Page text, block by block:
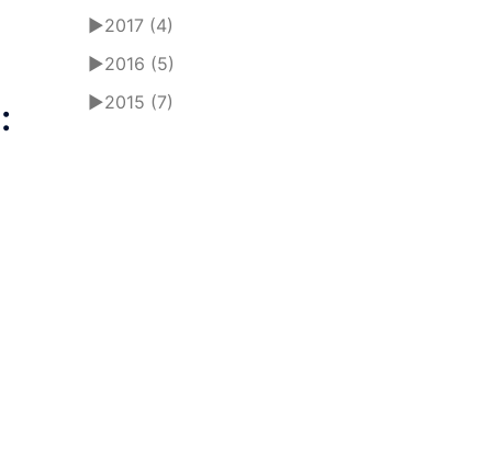
►2017 (4)
►2016 (5)
►2015 (7)